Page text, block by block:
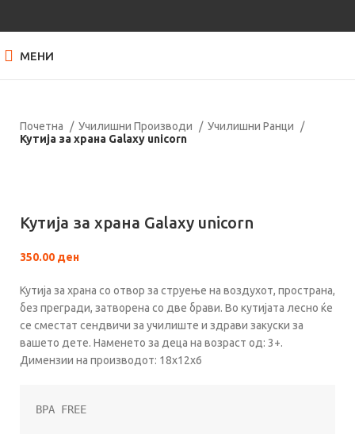
МЕНИ
Почетна Училишни Производи
Училишни Ранци
Кутија за храна Galaxy unicorn
Кутија за храна Galaxy unicorn
350.00 ден
Кутија за храна со отвор за струење на воздухот, пространа,
без прегради, затворена со две брави. Во кутијата лесно ќе
се сместат сендвичи за училиште и здрави закуски за
вашето дете. Наменето за деца на возраст од: 3+.
Димензии на производот: 18x12x6
BPA FREE